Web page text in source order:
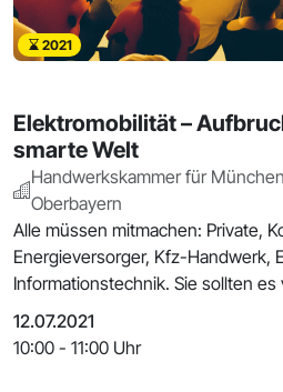
2021
Elektromobilität –
smarte Welt
Handwerkskammer für
Oberbayern
Alle müssen mitmachen: Private,
Energieversorger, Kfz-Handwerk,
Informationstechnik. Sie sollten
12.07.2021
10:00 - 11:00 Uhr